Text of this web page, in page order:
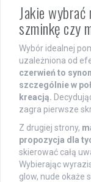
Jakie
szminkę czy
Wybór idealnej
uzależniona od
czerwień to
szczególnie w
kreacją.
zagra pierwsze
Z drugiej strony,
propozycja dla
skierować całą
Wybierając
glow, nude okaże